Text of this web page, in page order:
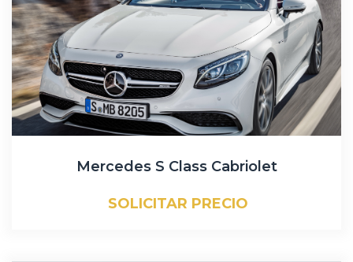
Mercedes S Class Cabriolet
SOLICITAR PRECIO